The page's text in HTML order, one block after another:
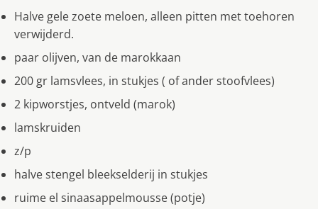
Halve gele zoete meloen, alleen pitten met toehoren
verwijderd.
paar olijven, van de marokkaan
200 gr lamsvlees, in stukjes ( of ander stoofvlees)
2 kipworstjes, ontveld (marok)
lamskruiden
z/p
halve stengel bleekselderij in stukjes
ruime el sinaasappelmousse (potje)